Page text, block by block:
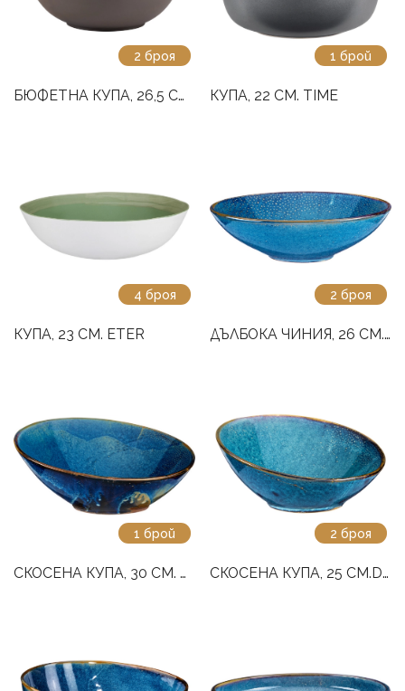
2 броя
БЮФЕТНА КУПА, 26,5 СМ. ZELI
1 брой
КУПА, 22 СМ. TIME
4 броя
КУПА, 23 СМ. ETER
2 броя
ДЪЛБОКА ЧИНИЯ, 26 СМ. DEEP BLUE
1 брой
СКОСЕНА КУПА, 30 СМ. DEEP BLUE
2 броя
СКОСЕНА КУПА, 25 СМ.DEEP BLUE